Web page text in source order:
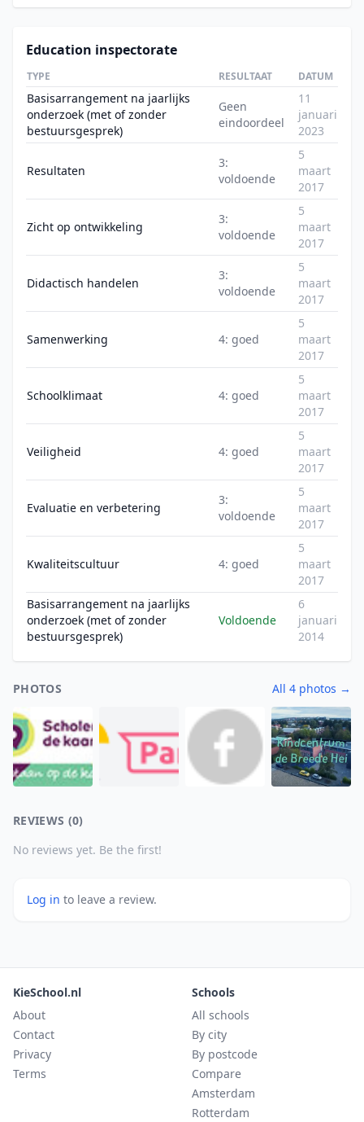
Education inspectorate
TYPE RESULTAAT DATUM
Basisarrangement na jaarlijks
onderzoek (met of zonder
bestuursgesprek)
Geen
eindoordeel
11
januari
2023
Resultaten
3:
voldoende
5
maart
2017
Zicht op ontwikkeling
3:
voldoende
5
maart
2017
Didactisch handelen
3:
voldoende
5
maart
2017
Samenwerking 4: goed
5
maart
2017
Schoolklimaat 4: goed
5
maart
2017
Veiligheid 4: goed
5
maart
2017
Evaluatie en verbetering
3:
voldoende
5
maart
2017
Kwaliteitscultuur 4: goed
5
maart
2017
Basisarrangement na jaarlijks
onderzoek (met of zonder
bestuursgesprek)
Voldoende
6
januari
2014
PHOTOS All 4 photos →
REVIEWS (0)
No reviews yet. Be the first!
Log in to leave a review.
KieSchool.nl
About
Contact
Privacy
Terms
Schools
All schools
By city
By postcode
Compare
Amsterdam
Rotterdam